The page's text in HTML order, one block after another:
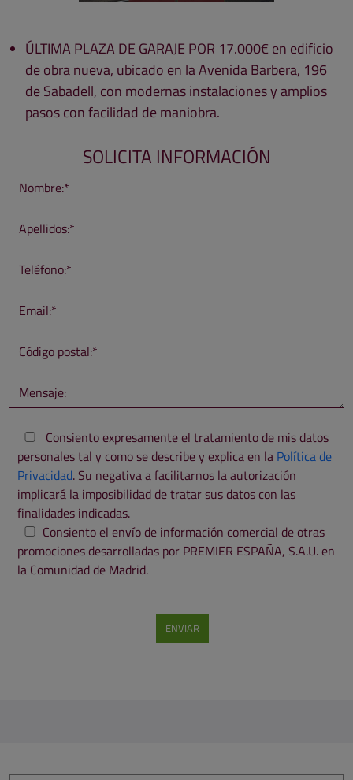
ÚLTIMA PLAZA DE GARAJE POR 17.000€ en edificio
de obra nueva, ubicado en la Avenida Barbera, 196
de Sabadell, con modernas instalaciones y amplios
pasos con facilidad de maniobra.
SOLICITA INFORMACIÓN
Consiento expresamente el tratamiento de mis datos
personales tal y como se describe y explica en la Política de
Privacidad. Su negativa a facilitarnos la autorización
implicará la imposibilidad de tratar sus datos con las
finalidades indicadas.
Consiento el envío de información comercial de otras
promociones desarrolladas por PREMIER ESPAÑA, S.A.U. en
la Comunidad de Madrid.